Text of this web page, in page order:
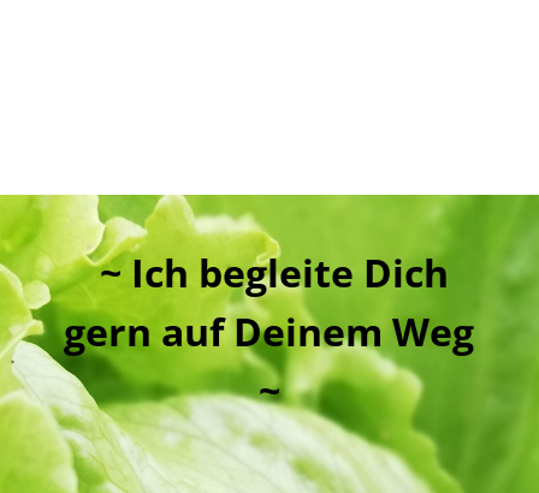
~ Ich begleite Dich
gern auf Deinem Weg
~